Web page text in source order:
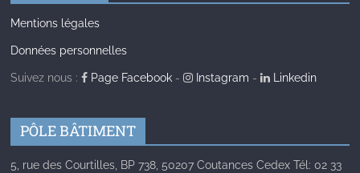
Mentions légales
Données personnelles
Suivez nous : Page Facebook - Instagram - Linkedin
PÔLE BÂTIMENT
5, rue des Courtilles, BP 738, 50207 Coutances Cedex Tél: 02 33